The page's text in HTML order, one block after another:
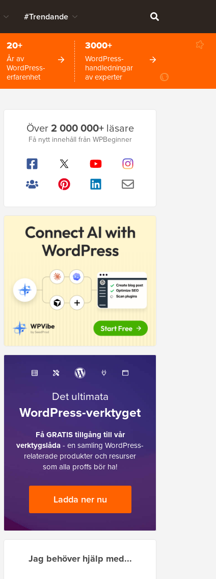
#Trendande
20+
År av
WordPress-
erfarenhet
3000+
WordPress-
handledningar
av experter
Primär
sidofält
Över2 000 000+läsare
Få nytt innehåll från WPBeginner
Det ultimata
WordPress-verktyget
Få GRATIS tillgång till vår
verktygslåda- en samling WordPress-
relaterade produkter och resurser
som alla proffs bör ha!
Ladda ner nu
Jag behöver hjälp med...